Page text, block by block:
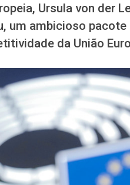
Ursula von der
um ambicioso
da União